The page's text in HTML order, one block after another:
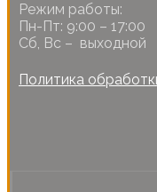
Режим работы:
Пн-Пт: 9:00 – 17:00
Сб, Вс – выходной
Политика